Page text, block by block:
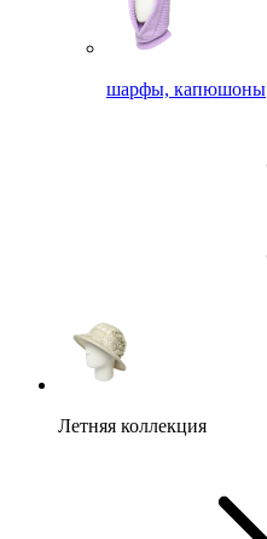
шарфы, капюшоны
Летняя коллекция